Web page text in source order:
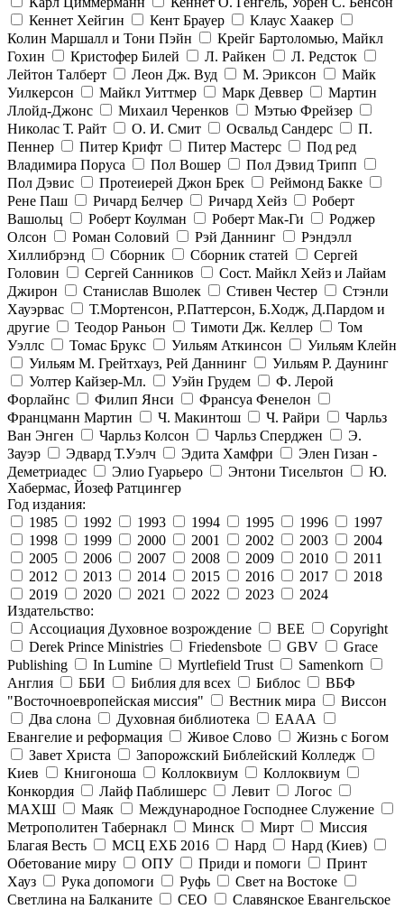
Кеннет Хейгин
Кент Брауер
Клаус Хаакер
Колин Маршалл и Тони Пэйн
Крейг Бартоломью, Майкл
Гохин
Кристофер Билей Л. Райкен
Л. Редсток
Лейтон Талберт
Леон Дж. Вуд М. Эриксон
Майк
Уилкерсон
Майкл Уиттмер Марк Деввер
Мартин
Ллойд-Джонс
Михаил Черенков
Мэтью Фрейзер
Николас Т. Райт
О. И. Смит Освальд Сандерс
П.
Пеннер
Питер Крифт Питер Мастерс
Под ред
Владимира Поруса
Пол Вошер
Пол Дэвид Трипп
Пол Дэвис
Протеиерей Джон Брек
Реймонд Бакке
Рене Паш
Ричард Белчер Ричард Хейз
Роберт
Вашольц
Роберт Коулман Роберт Мак-Ги
Роджер
Олсон
Роман Соловий Рэй Даннинг
Рэндэлл
Хиллибрэнд
Сборник Сборник статей
Сергей
Головин
Сергей Санников
Сост. Майкл Хейз и Лайам
Джирон
Станислав Вшолек Стивен Честер
Стэнли
Хауэрвас
Т.Мортенсон, Р.Паттерсон, Б.Ходж, Д.Пардом и
другие
Теодор Раньон Тимоти Дж. Келлер
Том
Уэллс
Томас Брукс Уильям Аткинсон
Уильям Клейн
Уильям М. Грейтхауз, Рей Даннинг
Уильям Р. Даунинг
Уолтер Кайзер-Мл.
Уэйн Грудем
Ф. Лерой
Форлайнс
Филип Янси
Франсуа Фенелон
Францманн Мартин
Ч. Макинтош Ч. Райри
Чарльз
Ван Энген
Чарльз Колсон Чарльз Сперджен
Э.
Зауэр
Эдвард Т.Уэлч Эдита Хамфри
Элен Гизан -
Деметриадес
Элио Гуарьеро Энтони Тисельтон
Ю.
Хабермас, Йозеф Ратцингер
Год издания:
1985
1992 1993 1994 1995 1996
1997
1998
1999 2000 2001 2002 2003
2004
2005
2006 2007 2008 2009 2010
2011
2012
2013 2014 2015 2016 2017
2018
2019
2020 2021 2022 2023
2024
Издательство:
Ассоциация Духовное возрождение
BEE
Copyright
Derek Prince Ministries
Friedensbote GBV
Grace
Publishing
In Lumine Myrtlefield Trust
Samenkorn
Англия
ББИ Библия для всех Библос
ВБФ
"Восточноевропейская миссия"
Вестник мира
Виссон
Два слона
Духовная библиотека
ЕААА
Евангелие и реформация
Живое Слово
Жизнь с Богом
Завет Христа
Запорожский Библейский Колледж
Киев
Книгоноша Коллоквиум
Коллоквиум
Конкордия
Лайф Паблишерс Левит
Логос
МАХШ
Маяк
Международное Господнее Служение
Метрополитен Табернакл
Минск Мирт
Миссия
Благая Весть
МСЦ ЕХБ 2016 Нард
Нард (Киев)
Обетование миру
ОПУ Приди и помоги
Принт
Хауз
Рука допомоги Руфь
Свет на Востоке
Светлина на Балканите
СЕО
Славянское Евангельское